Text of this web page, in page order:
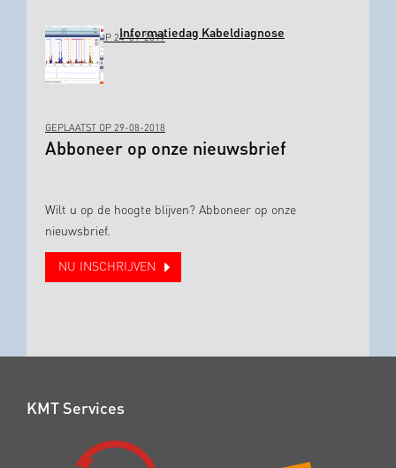
GEPLAATST OP 24-01-2019Informatiedag Kabeldiagnose
GEPLAATST OP 29-08-2018
Abboneer op onze nieuwsbrief
Wilt u op de hoogte blijven? Abboneer op onze
nieuwsbrief.
NU INSCHRIJVEN
KMT Services